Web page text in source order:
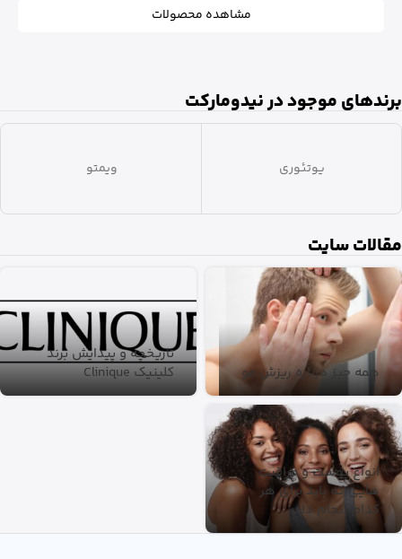
مشاهده محصولات
برندهای موجود در نیدومارکت
ویشی
مقالات سایت
همه چیز درباره ریزش مو
تاریخچه و پیدایش برند
کلینیک Clinique
انواع پوست و مراقبت
هایی که باید برای هر
کدام انجام داد